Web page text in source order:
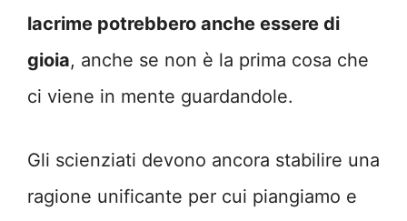
lacrime potrebbero anche essere di
gioia, anche se non è la prima cosa che
ci viene in mente guardandole.
Gli scienziati devono ancora stabilire una
ragione unificante per cui piangiamo e